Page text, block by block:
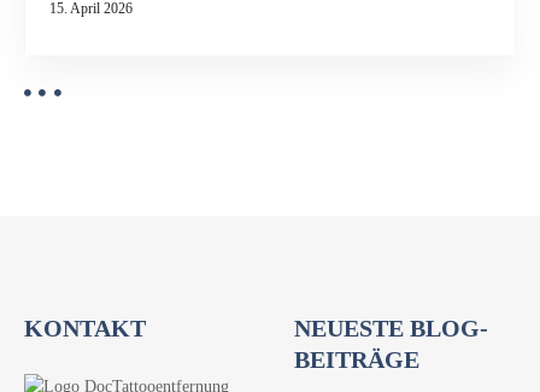
15. April 2026
KONTAKT
NEUESTE BLOG-
BEITRÄGE